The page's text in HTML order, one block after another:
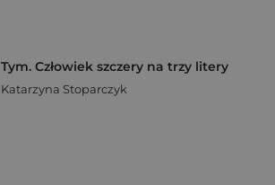
Tym. Człowiek szczery na trzy litery
Katarzyna Stoparczyk